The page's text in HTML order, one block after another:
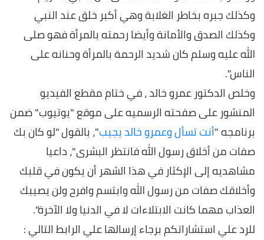
وكذلك جبره بخاطر الغلابة وهي أكبر خلق عند النبي
وكذلك الصدق والأمانة وأيضا رحمته بالمرأة فهو صلى
الله عليه وسلم كان شديد الرحمة بالمرأة وحنانه على
الناس".
وخلص الدكتور عمرو خالد ، في ختام مقطع الفيديو
المنشور على صفحته الرسميه على موقع "يوتيوب" ضمن
برنامجه "أنت تسأل وعمرو خالد يجيب"، بالقول"لو كان بك
صفات من أخلاق رسول الله فانتظر البشرى"، داعيا
مشاهديه إلى الإكثار في هذا الشهر أن يكون في قلبك
وأخلاقك صفات من رسول الله وابتسم وافرح ولن يصيبك
العذاب مهما كانت الابتلاءات لا في الدنيا ولا الآخرة".
للرد علي استشاراتكم برجاء إرسالها علي الرابط التالي :